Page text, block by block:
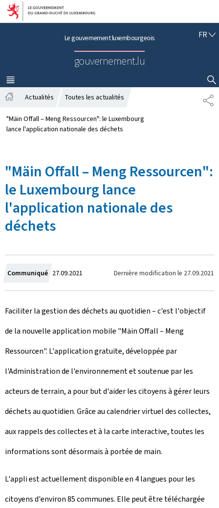
Aller au menu principal
Aller au contenu
Le gouvernement luxembourgeois
gouvernement.lu
FRF
Ç
A
I
S
MENU
PRINCIPAL
AFFICHER / MASQUER LA RECHERCHE
P
A
c
c
l
Actualités Toutes les actualités
"Mäin Offall – Meng Ressourcen": le Luxembourg
lance l'application nationale des déchets
"Mäin Offall – Meng Ressourcen":
le Luxembourg lance
l'application nationale des
déchets
Communiqué C
r
é
e
l
e
27.09.2021 Dernière modification le 27.09.2021
Faciliter la gestion des déchets au quotidien – c'est l'objectif
de la nouvelle application mobile "Mäin Offall – Meng
Ressourcen". L'application gratuite, développée par
l'Administration de l'environnement et soutenue par les
acteurs de terrain, a pour but d'aider les citoyens à gérer leurs
déchets au quotidien. Grâce au calendrier virtuel des collectes,
aux rappels des collectes et à la carte interactive, toutes les
informations sont désormais à portée de main.
L'appli est actuellement disponible en 4 langues pour les
citoyens d'environ 85 communes. Elle peut être téléchargée